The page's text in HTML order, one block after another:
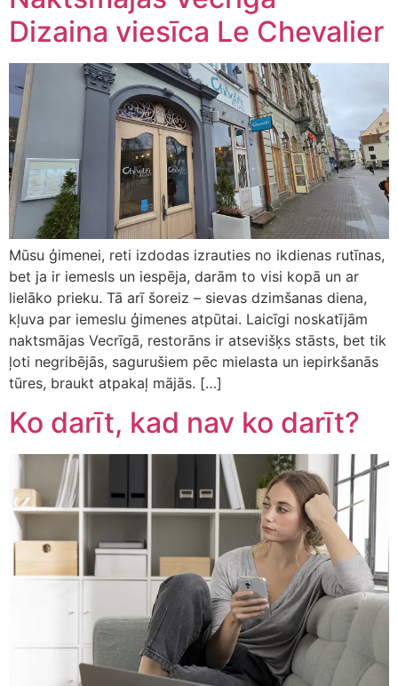
Dizaina viesīca Le Chevalier
Mūsu ģimenei, reti izdodas izrauties no ikdienas rutīnas,
bet ja ir iemesls un iespēja, darām to visi kopā un ar
lielāko prieku. Tā arī šoreiz – sievas dzimšanas diena,
kļuva par iemeslu ģimenes atpūtai. Laicīgi noskatījām
naktsmājas Vecrīgā, restorāns ir atsevišķs stāsts, bet tik
ļoti negribējās, sagurušiem pēc mielasta un iepirkšanās
tūres, braukt atpakaļ mājās. […]
Ko darīt, kad nav ko darīt?